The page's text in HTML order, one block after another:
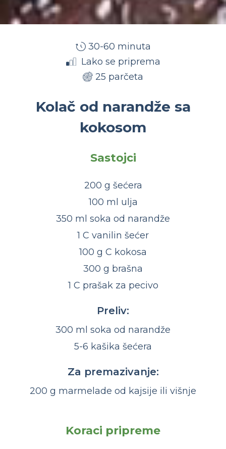
30-60 minuta
Lako se priprema
25 parčeta
Kolač od narandže sa
kokosom
Sastojci
200 g šećera
100 ml ulja
350 ml soka od narandže
1 C vanilin šećer
100 g C kokosa
300 g brašna
1 C prašak za pecivo
Preliv:
300 ml soka od narandže
5-6 kašika šećera
Za premazivanje:
200 g marmelade od kajsije ili višnje
Koraci pripreme